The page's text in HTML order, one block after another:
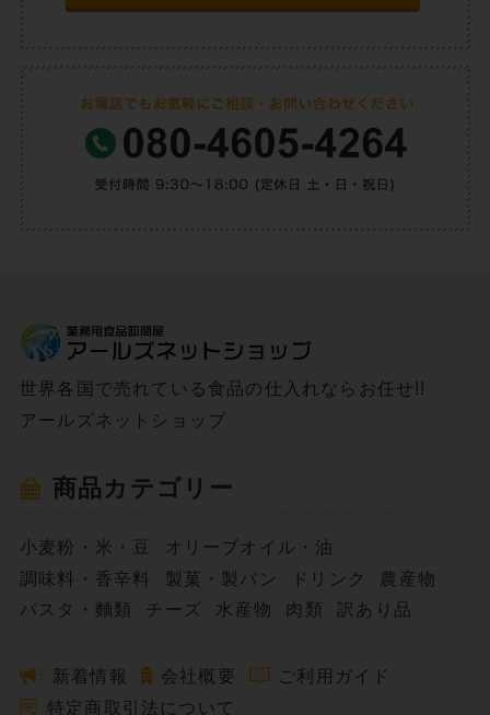
世界各国で売れている食品の仕入れならお任せ!!
アールズネットショップ
商品カテゴリー
小麦粉・米・豆
オリーブオイル・油
調味料・香辛料
製菓・製パン ドリンク
農産物
パスタ・麵類
チーズ 水産物 肉類 訳あり品
新着情報 会社概要
ご利用ガイド
特定商取引法について